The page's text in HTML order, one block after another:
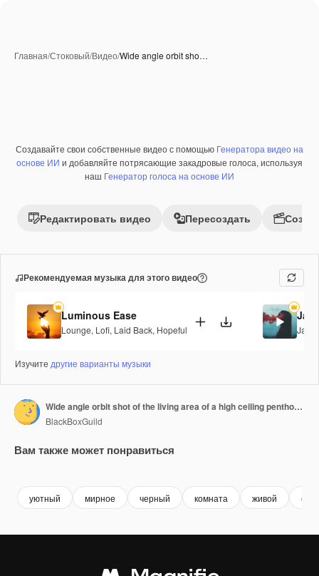
Главная/Стоковый/Видео/Wide angle orbit sho…
Премиум
Создавайте свои собственные видео с помощью Генератора видео на
основе ИИ и добавляйте потрясающие закадровые голоса, используя
наш Генератор голоса на основе ИИ
Редактировать видео Пересоздать
Рекомендуемая музыка для этого видео
Luminous Ease
Lounge, Lofi, Laid Back, Hopeful Jazz
Изучите другие варианты музыки
Wide angle orbit shot of the living area of a high ceiling penthouse condominium unit with a floor to ceiling window wall at the side and balcony outside during a sunny day
BlackBoxGuild
Вам также может понравиться
уютный мирное черный комната живой стол